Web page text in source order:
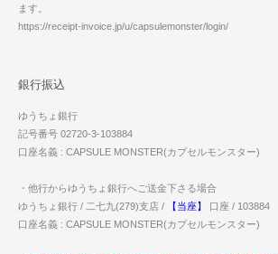
ます。
https://receipt-invoice.jp/u/capsulemonster/login/
銀行振込
ゆうちょ銀行
記号番号 02720-3-103884
口座名義 : CAPSULE MONSTER(カプセルモンスター)
・他行からゆうちょ銀行へご送金下さる場合
ゆうちょ銀行 / 二七九(279)支店 /
【当座】 口座 / 103884
口座名義 : CAPSULE MONSTER(カプセルモンスター)